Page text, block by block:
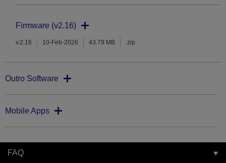
Firmware (v2.16)
v.2.16 10-Feb-2026 43.79 MB .zip
Outro Software
Mobile Apps
FAQ